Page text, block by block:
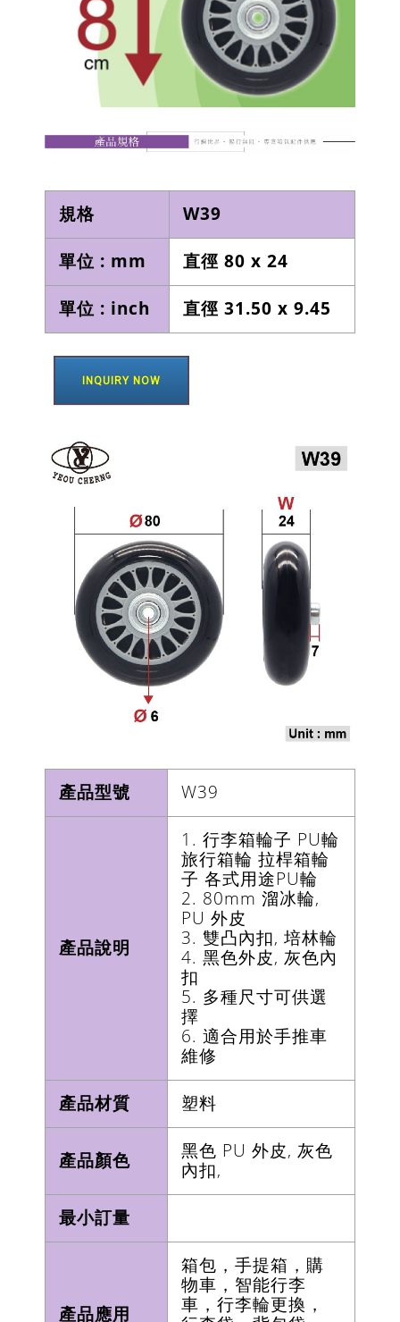
規格 W39
單位 : mm 直徑 80 x 24
單位 : inch 直徑 31.50 x 9.45
INQUIRY NOW
產品型號 W39
產品說明
1. 行李箱輪子 PU輪
旅行箱輪 拉桿箱輪
子 各式用途PU輪
2. 80mm 溜冰輪,
PU 外皮
3. 雙凸內扣, 培林輪
4. 黑色外皮, 灰色內
扣
5. 多種尺寸可供選
擇
6. 適合用於手推車
維修
產品材質 塑料
產品顏色
黑色 PU 外皮, 灰色
內扣,
最小訂量
產品應用
箱包，手提箱，購
物車，智能行李
車，行李輪更換，